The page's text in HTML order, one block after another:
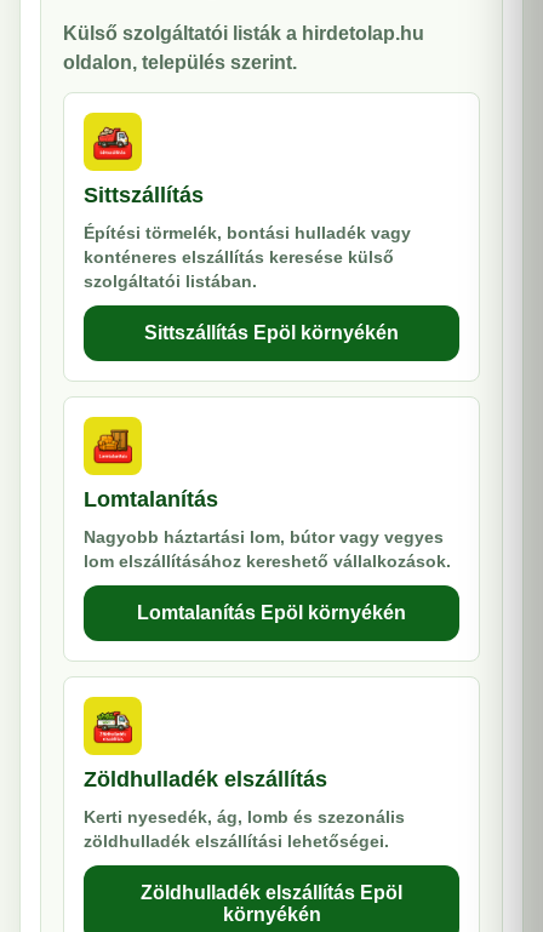
Külső szolgáltatói listák a hirdetolap.hu
oldalon, település szerint.
Sittszállítás
Építési törmelék, bontási hulladék vagy
konténeres elszállítás keresése külső
szolgáltatói listában.
Sittszállítás Epöl környékén
Lomtalanítás
Nagyobb háztartási lom, bútor vagy vegyes
lom elszállításához kereshető vállalkozások.
Lomtalanítás Epöl környékén
Zöldhulladék elszállítás
Kerti nyesedék, ág, lomb és szezonális
zöldhulladék elszállítási lehetőségei.
Zöldhulladék elszállítás Epöl
környékén